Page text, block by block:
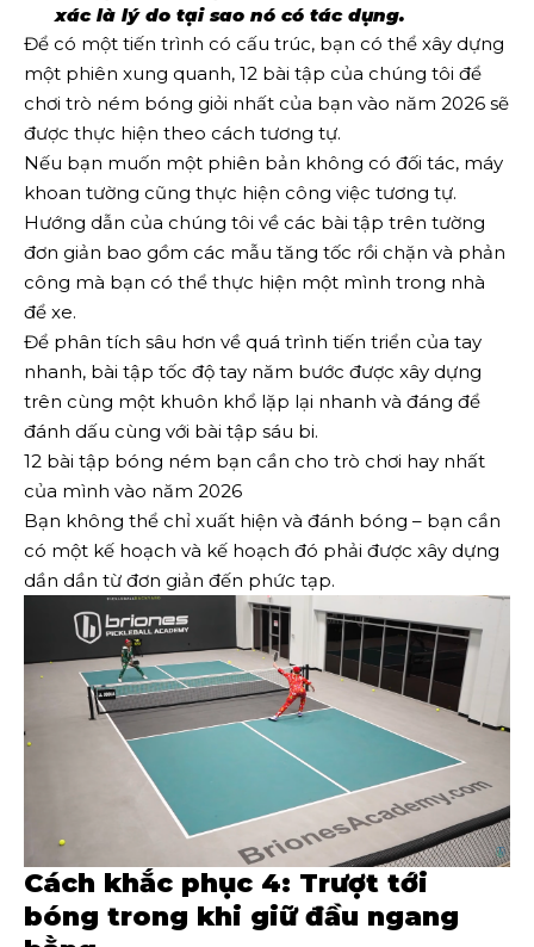
xác là lý do tại sao nó có tác dụng.
Để có một tiến trình có cấu trúc, bạn có thể xây dựng
một phiên xung quanh, 12 bài tập của chúng tôi để
chơi trò ném bóng giỏi nhất của bạn vào năm 2026 sẽ
được thực hiện theo cách tương tự.
Nếu bạn muốn một phiên bản không có đối tác, máy
khoan tường cũng thực hiện công việc tương tự.
Hướng dẫn của chúng tôi về các bài tập trên tường
đơn giản bao gồm các mẫu tăng tốc rồi chặn và phản
công mà bạn có thể thực hiện một mình trong nhà
để xe.
Để phân tích sâu hơn về quá trình tiến triển của tay
nhanh, bài tập tốc độ tay năm bước được xây dựng
trên cùng một khuôn khổ lặp lại nhanh và đáng để
đánh dấu cùng với bài tập sáu bi.
12 bài tập bóng ném bạn cần cho trò chơi hay nhất
của mình vào năm 2026
Bạn không thể chỉ xuất hiện và đánh bóng – bạn cần
có một kế hoạch và kế hoạch đó phải được xây dựng
dần dần từ đơn giản đến phức tạp.
Cách khắc phục 4: Trượt tới
bóng trong khi giữ đầu ngang